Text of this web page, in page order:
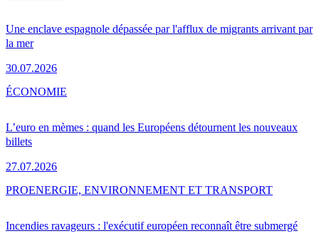
Une enclave espagnole dépassée par l'afflux de migrants arrivant par
la mer
30.07.2026
L’euro en mèmes : quand les Européens détournent les nouveaux
billets
27.07.2026
ÉCONOMIE
Incendies ravageurs : l'exécutif européen reconnaît être submergé
PROENERGIE, ENVIRONNEMENT ET TRANSPORT